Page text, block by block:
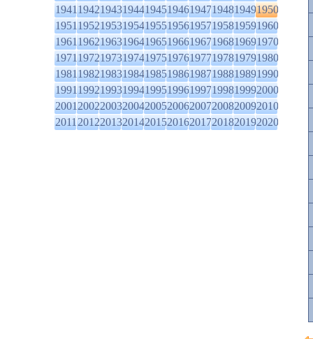
1941194219431944194519461947194819491950
1951195219531954195519561957195819591960
1961196219631964196519661967196819691970
1971197219731974197519761977197819791980
1981198219831984198519861987198819891990
1991199219931994199519961997199819992000
2001200220032004200520062007200820092010
2011201220132014201520162017201820192020